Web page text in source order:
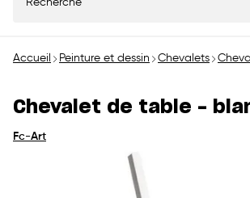
Accueil Peinture et dessin Chevalets
Chevalet de table -
Fc-Art